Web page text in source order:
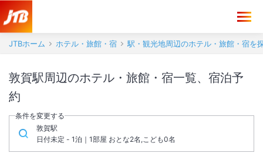
JTBホーム ホテル・旅館・宿 駅・観光地周辺のホテル・旅館・宿を
敦賀駅周辺のホテル・旅館・宿一覧、宿泊予
約
条件を変更する
敦賀駅
日付未定 - 1泊｜1部屋 おとな2名,こども0名